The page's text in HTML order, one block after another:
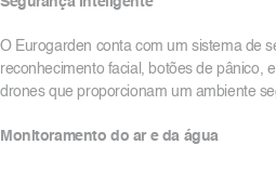
O Eurogarden conta com um sistema de
reconhecimento facial, botões de pânico,
drones que proporcionam um ambiente
Monitoramento do ar e da água